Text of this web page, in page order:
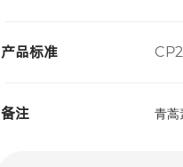
产品标准
备注 青蒿